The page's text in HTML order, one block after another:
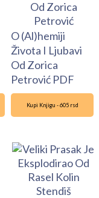
O (Al)hemiji
Života I Ljubavi
Od Zorica
Petrović PDF
Kupi Knjigu - 605 rsd